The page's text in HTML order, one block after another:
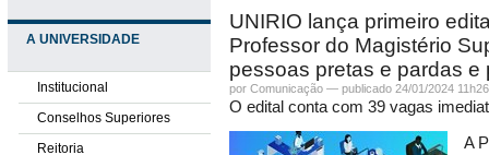
A UNIVERSIDADE
Institucional
Conselhos Superiores
Reitoria
UNIRIO lança primeiro
Professor do Magistério
pessoas pretas e pardas
porComunicação —publicado 24/01/2024
O edital conta com 39 vagas
A